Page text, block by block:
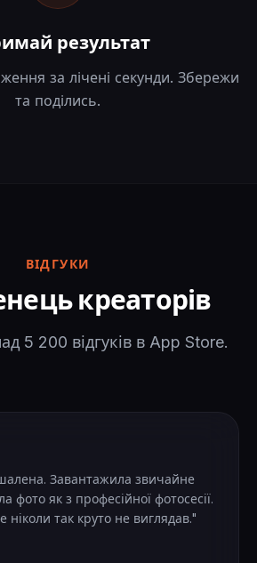
результат
за лічені секунди. Збережи
та поділись.
ВІДГУКИ
креаторів
5 200 відгуків в App Store.
Завантажила звичайне
фото як з професійної фотосесії.
ніколи так круто не виглядав."